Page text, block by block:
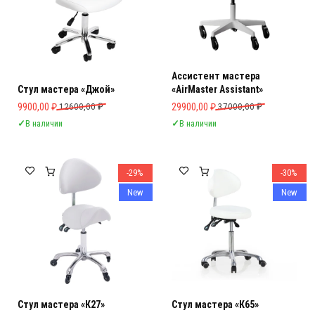
Стул мастера «Джой»
12600,00₽
Первоначальная цена составляла 12600,00 ₽.
9900,00 ₽
Текущая цена: 9900,00 ₽.
✓В наличии
Aссистент мастера
«AirMaster Assistant»
37000,00₽
Первоначальная цена
29900,00 ₽
Текущая цена: 29900,00 ₽.
✓В наличии
-29%
New
Стул мастера «К27»
-30%
New
Стул мастера «К65»